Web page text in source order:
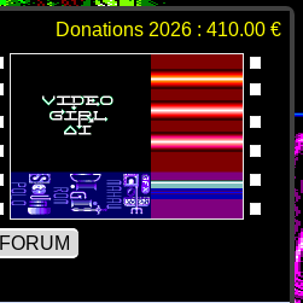
Donations 2026 : 410.00 €
FORUM